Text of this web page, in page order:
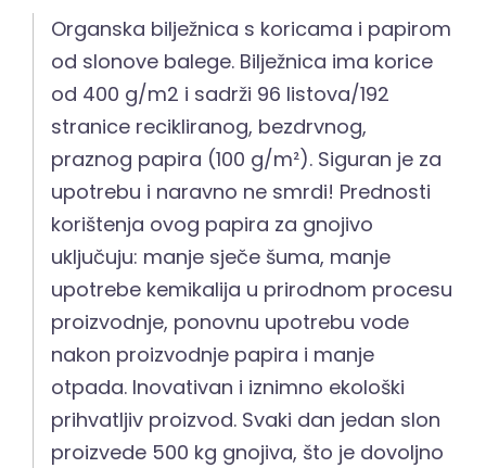
Organska bilježnica s koricama i papirom
od slonove balege. Bilježnica ima korice
od 400 g/m2 i sadrži 96 listova/192
stranice recikliranog, bezdrvnog,
praznog papira (100 g/m²). Siguran je za
upotrebu i naravno ne smrdi! Prednosti
korištenja ovog papira za gnojivo
uključuju: manje sječe šuma, manje
upotrebe kemikalija u prirodnom procesu
proizvodnje, ponovnu upotrebu vode
nakon proizvodnje papira i manje
otpada. Inovativan i iznimno ekološki
prihvatljiv proizvod. Svaki dan jedan slon
proizvede 500 kg gnojiva, što je dovoljno